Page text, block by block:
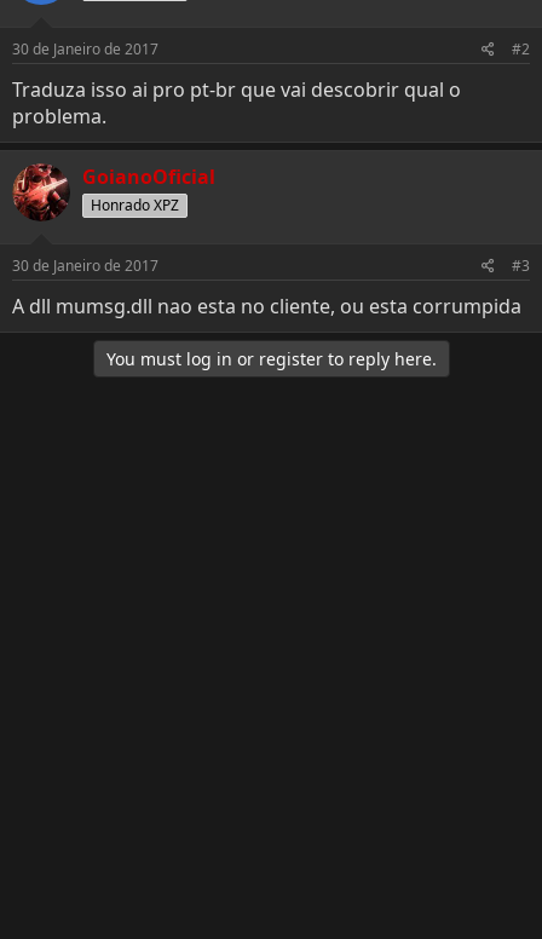
30 de Janeiro de 2017 #2
Traduza isso ai pro pt-br que vai descobrir qual o
problema.
GoianoOficial
Honrado XPZ
30 de Janeiro de 2017 #3
A dll mumsg.dll nao esta no cliente, ou esta corrumpida
You must log in or register to reply here.